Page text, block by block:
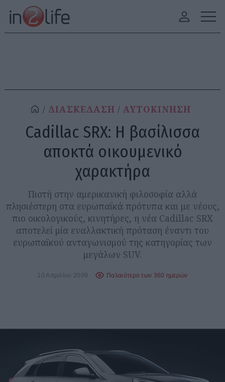
ΔΙΑΣΚΕΔΑΣΗ ΑΥΤΟΚΙΝΗΣΗ
Cadillac SRX: Η βασίλισσα
αποκτά οικουμενικό
χαρακτήρα
Πιστή στην αμερικανική φιλοσοφία αλλά
πλησιέστερη στα ευρωπαϊκά πρότυπα και με νέους,
πιο οικολογικούς, κινητήρες, η νέα Cadillac SRX
αποτελεί μία εναλλακτική πρόταση έναντι του
ευρωπαϊκού ανταγωνισμού της κατηγορίας των
μεγάλων SUV.
10 Απριλίου 2009 Παλαιότερο των 360 ημερών